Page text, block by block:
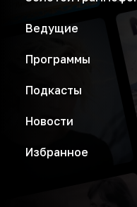
Ведущие
Программы
Подкасты
Новости
Избранное